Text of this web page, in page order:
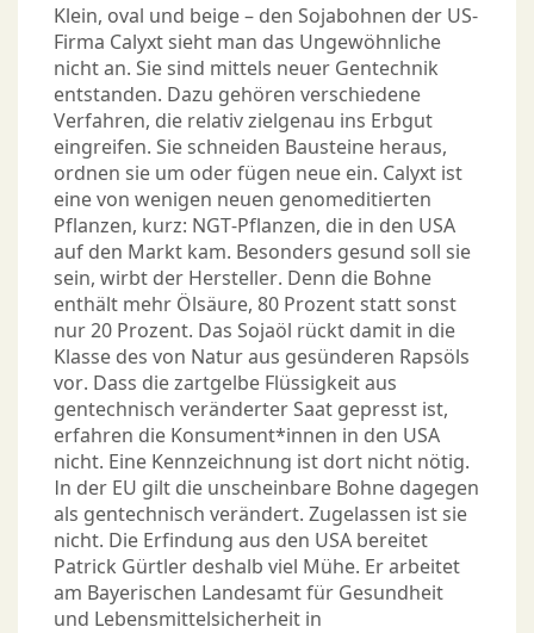
Klein, oval und beige – den Sojabohnen der US-
Firma Calyxt sieht man das Ungewöhnliche
nicht an. Sie sind mittels neuer Gentechnik
entstanden. Dazu gehören verschiedene
Verfahren, die relativ zielgenau ins Erbgut
eingreifen. Sie schneiden Bausteine heraus,
ordnen sie um oder fügen neue ein. Calyxt ist
eine von wenigen neuen genomeditierten
Pflanzen, kurz: NGT-Pflanzen, die in den USA
auf den Markt kam. Besonders gesund soll sie
sein, wirbt der Hersteller. Denn die Bohne
enthält mehr Ölsäure, 80 Prozent statt sonst
nur 20 Prozent. Das Sojaöl rückt damit in die
Klasse des von Natur aus gesünderen Rapsöls
vor. Dass die zartgelbe Flüssigkeit aus
gentechnisch veränderter Saat gepresst ist,
erfahren die Konsument*innen in den USA
nicht. Eine Kennzeichnung ist dort nicht nötig.
In der EU gilt die unscheinbare Bohne dagegen
als gentechnisch verändert. Zugelassen ist sie
nicht. Die Erfindung aus den USA bereitet
Patrick Gürtler deshalb viel Mühe. Er arbeitet
am Bayerischen Landesamt für Gesundheit
und Lebensmittelsicherheit in